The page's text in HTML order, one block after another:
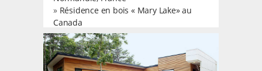
» Résidence en bois « Mary Lake» au
Canada